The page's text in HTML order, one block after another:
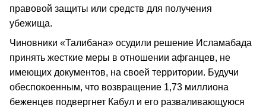
правовой защиты или средств для получения
убежища.
Чиновники «Талибана» осудили решение Исламабада
принять жесткие меры в отношении афганцев, не
имеющих документов, на своей территории. Будучи
обеспокоенным, что возвращение 1,73 миллиона
беженцев подвергнет Кабул и его разваливающуюся